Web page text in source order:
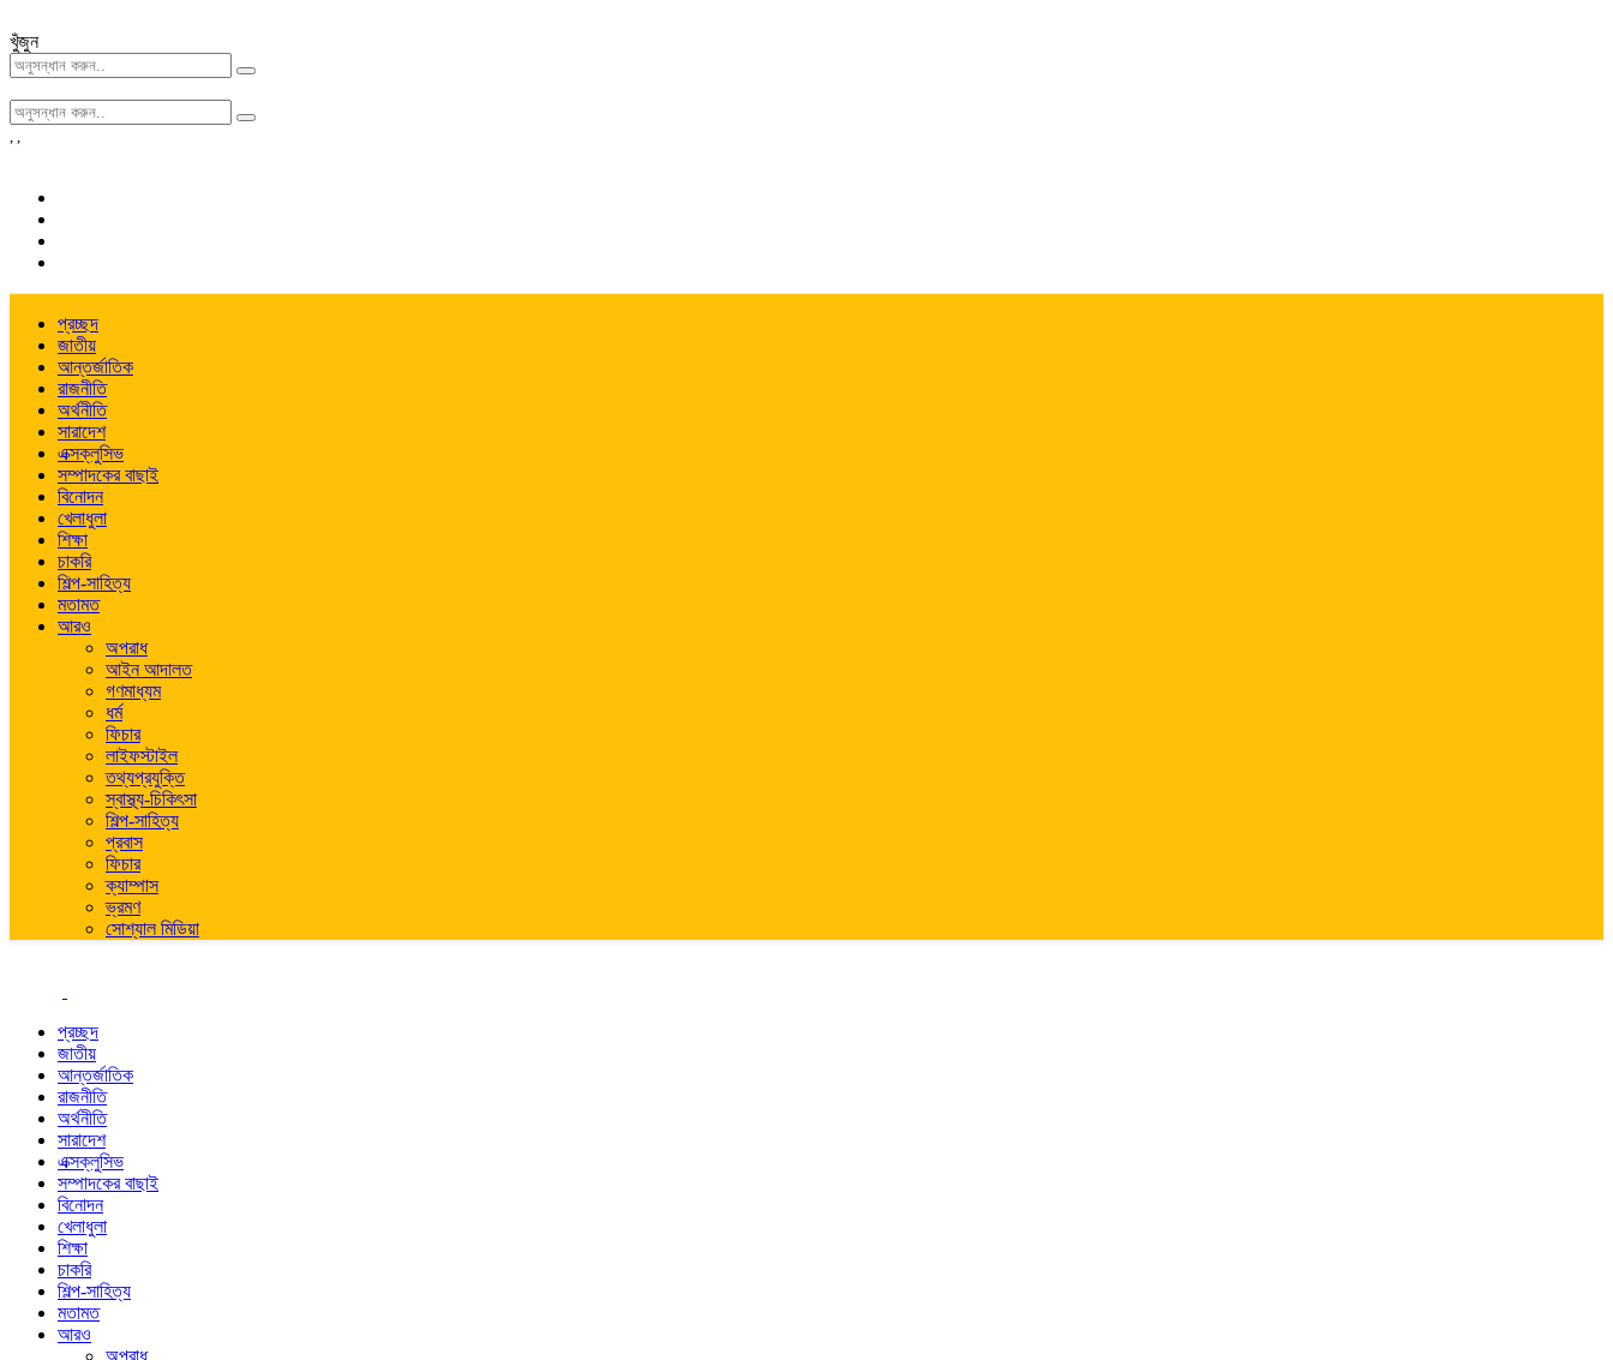
খুঁজুন
, ,
প্রচ্ছদ
জাতীয়
আন্তর্জাতিক
রাজনীতি
অর্থনীতি
সারাদেশ
এক্সক্লুসিভ
সম্পাদকের বাছাই
বিনোদন
খেলাধুলা
শিক্ষা
চাকরি
শিল্প-সাহিত্য
মতামত
আরও
অপরাধ
আইন আদালত
গণমাধ্যম
ধর্ম
ফিচার
লাইফস্টাইল
তথ্যপ্রযুক্তি
স্বাস্থ্য-চিকিৎসা
শিল্প-সাহিত্য
প্রবাস
ফিচার
ক্যাম্পাস
ভ্রমণ
সোশ্যাল মিডিয়া
প্রচ্ছদ
জাতীয়
আন্তর্জাতিক
রাজনীতি
অর্থনীতি
সারাদেশ
এক্সক্লুসিভ
সম্পাদকের বাছাই
বিনোদন
খেলাধুলা
শিক্ষা
চাকরি
শিল্প-সাহিত্য
মতামত
আরও
অপরাধ